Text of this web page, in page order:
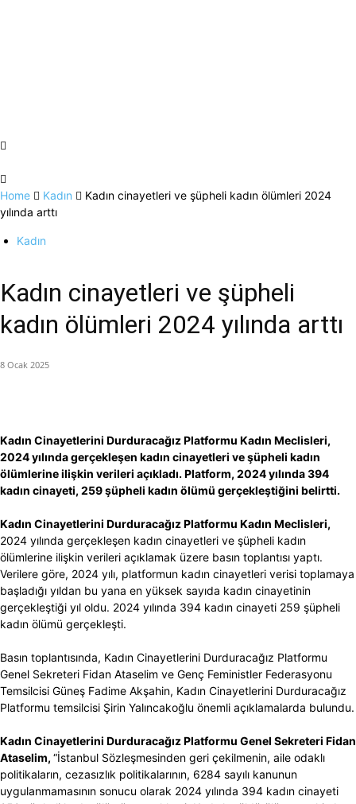
Home Kadın
Kadın cinayetleri ve şüpheli kadın ölümleri 2024
yılında arttı
Kadın
Kadın cinayetleri ve şüpheli
kadın ölümleri 2024 yılında arttı
8 Ocak 2025
Kadın Cinayetlerini Durduracağız Platformu Kadın Meclisleri,
2024 yılında gerçekleşen kadın cinayetleri ve şüpheli kadın
ölümlerine ilişkin verileri açıkladı. Platform, 2024 yılında 394
kadın cinayeti, 259 şüpheli kadın ölümü gerçekleştiğini belirtti.
Kadın Cinayetlerini Durduracağız Platformu Kadın Meclisleri,
2024 yılında gerçekleşen kadın cinayetleri ve şüpheli kadın
ölümlerine ilişkin verileri açıklamak üzere basın toplantısı yaptı.
Verilere göre, 2024 yılı, platformun kadın cinayetleri verisi toplamaya
başladığı yıldan bu yana en yüksek sayıda kadın cinayetinin
gerçekleştiği yıl oldu. 2024 yılında 394 kadın cinayeti 259 şüpheli
kadın ölümü gerçekleşti.
Basın toplantısında, Kadın Cinayetlerini Durduracağız Platformu
Genel Sekreteri Fidan Ataselim ve Genç Feministler Federasyonu
Temsilcisi Güneş Fadime Akşahin, Kadın Cinayetlerini Durduracağız
Platformu temsilcisi Şirin Yalıncakoğlu önemli açıklamalarda bulundu.
Kadın Cinayetlerini Durduracağız Platformu Genel Sekreteri Fidan
Ataselim, “İstanbul Sözleşmesinden geri çekilmenin, aile odaklı
politikaların, cezasızlık politikalarının, 6284 sayılı kanunun
uygulanmamasının sonucu olarak 2024 yılında 394 kadın cinayeti